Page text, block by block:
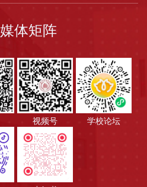
体矩阵
视频号 学校论坛